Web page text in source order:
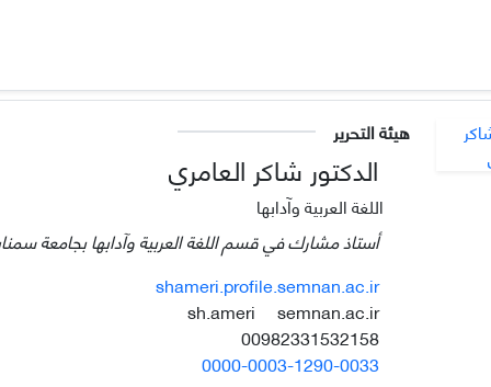
هيئة التحرير
الدكتور شاكر العامري
اللغة العربية وآدابها
أستاذ مشارك في قسم اللغة العربية وآدابها بجامعة
shameri.profile.semnan.ac.ir
sh.ameri
semnan.ac.ir
0000-0003-1290-0033